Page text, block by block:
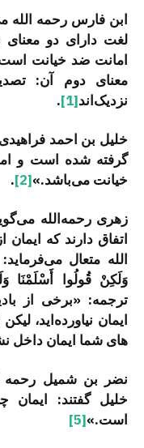
ابن فارس رحمه الله
لغت دارای دو
امانت ضد خیانت
معنای دوم آن:
نزدیک‌اند[1]
.
خلیل بن احمد
گرفته شده است و
خیانت می‌باشد.»[2]
.
زهری رحمه‌الله
اتفاق دارند که
الله متعال
وَلَكِنْ قُولُوا أَسْلَمْنَا
ترجمه: «برخی از
ایمان نیاورده­‌اید،
های شما ایمان داخل
نضر بن شمیل رحمه
خلیل گفتند:
است.»[5]